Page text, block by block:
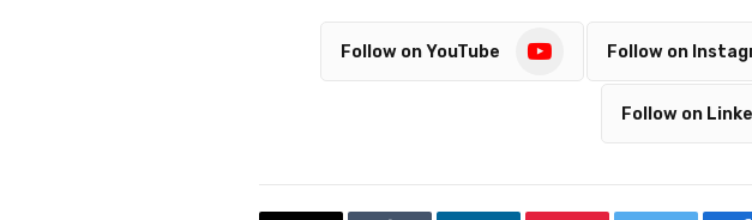
Follow on
Follow on YouTube
Follow on